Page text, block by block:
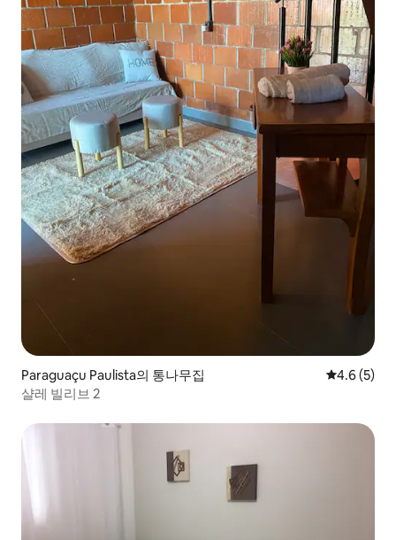
Paraguaçu Paulista의 통나무집 평점 4.6점
4.6 (5)
샬레 빌리브 2